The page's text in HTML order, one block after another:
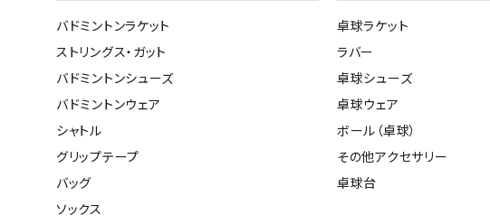
バドミントンラケット
ストリングス・ガット
バドミントンシューズ
バドミントンウェア
シャトル
グリップテープ
バッグ
ソックス
卓球ラケット
ラバー
卓球シューズ
卓球ウェア
ボール（卓球）
その他アクセサリー
卓球台